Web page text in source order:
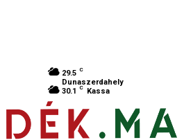
29.5 C
Dunaszerdahely
30.1 C Kassa